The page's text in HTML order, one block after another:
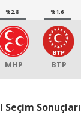
%2,8
MHP
%1,6
BTP
Sonuçları